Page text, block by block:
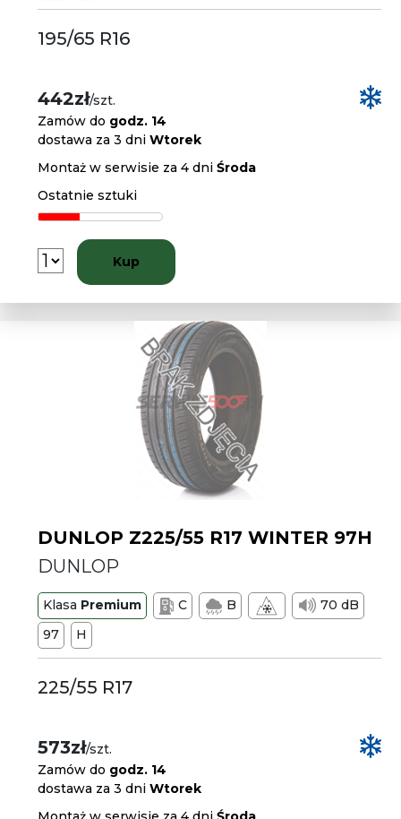
195/65 R16
442zł/szt.
Zamów do godz. 14
dostawa za 3 dniWtorek
Montaż w serwisie za 4 dniŚroda
Ostatnie sztuki
Kup
DUNLOP Z225/55 R17 WINTER 97H
DUNLOP
Klasa Premium C B
70 dB
97
H
225/55 R17
573zł/szt.
Zamów do godz. 14
dostawa za 3 dniWtorek